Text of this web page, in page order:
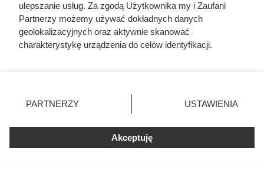
ulepszanie usług. Za zgodą Użytkownika my i Zaufani
Partnerzy możemy używać dokładnych danych
geolokalizacyjnych oraz aktywnie skanować
charakterystykę urządzenia do celów identyfikacji.
zmienić/wycofać klikając przycisk ustawień prywatności
znajdujący się w lewym dolnym rogu strony
rodzaje przetwarzania danych nie wymagają zgody
użytkownika, ale masz prawo sprzeciwić się takiemu
przetwarzaniu. Preferencje będą miały zastosowania tylko
PARTNERZY USTAWIENIA
Akceptuję